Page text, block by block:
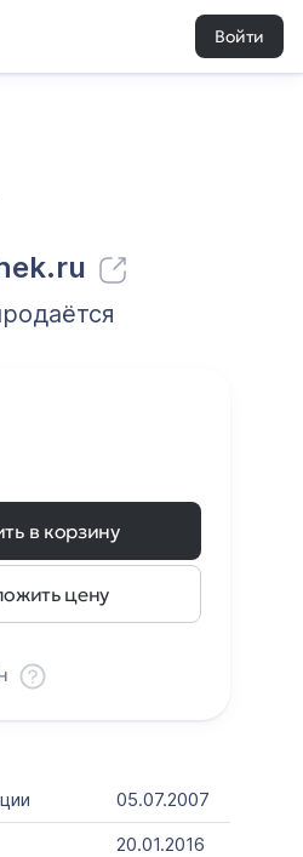
Войти
20 0
05.07.2007
20.01.2016
в корзину
цену